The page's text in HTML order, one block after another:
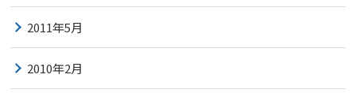
2011年5月
2010年2月